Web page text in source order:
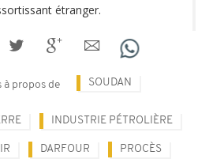
étranger.
propos de SOUDAN
INDUSTRIE PÉTROLIÈRE
DARFOUR PROCÈS